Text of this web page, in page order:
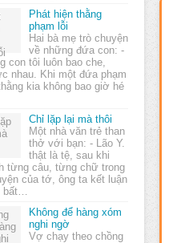
Phát hiện thằng
phạm lỗi
Hai bà mẹ trò chuyện
về những đứa con: -
con tôi luôn bao che,
nhau. Khi một đứa phạm
kia không bao giờ hé
Chỉ lặp lại mà thôi
Một nhà văn trẻ than
thở với bạn: - Lão Y.
thật là tệ, sau khi
từng câu, từng chữ trong
của tớ, ông ta kết luận
bất…
Không để hàng xóm
nghi ngờ
Vợ chạy theo chồng